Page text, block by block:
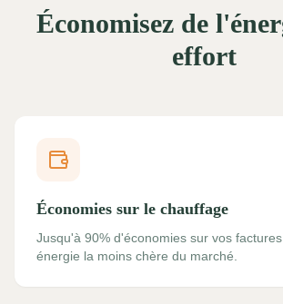
Économisez de
effort
Économies sur le chauffage
Jusqu'à 90% d'économies sur vos
énergie la moins chère du marché.